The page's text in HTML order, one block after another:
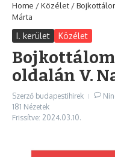
Home /Közélet /
Márta
I. kerület Közélet
oldalán V.
Szerző budapestihirek
181 Nézetek
Frissítve: 2024.03.10.